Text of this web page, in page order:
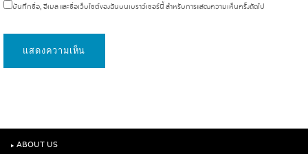
บันทึกชื่อ, อีเมล และชื่อเว็บไซต์ของฉันบนเบราว์เซอร์นี้ สำหรับการแสดงความเห็นครั้งถัดไป
‣ ABOUT US